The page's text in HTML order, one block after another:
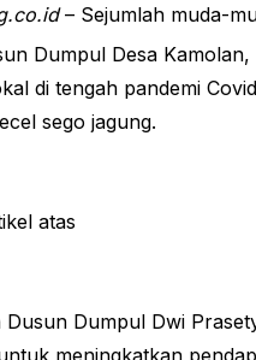
– Sejumlah muda-
Dumpul Desa Kamolan,
di tengah pandemi
sego jagung.
Dumpul Dwi
meningkatkan